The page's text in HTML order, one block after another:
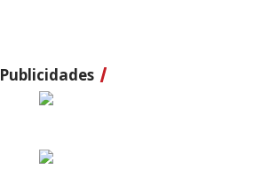
Publicidades